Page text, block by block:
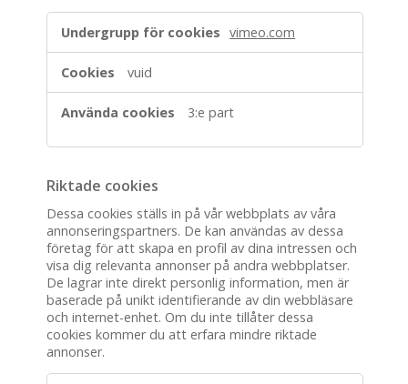
cookies
vimeo.com
vuid
3:e part
Riktade cookies
Dessa cookies ställs in på vår webbplats av våra
annonseringspartners. De kan användas av dessa
företag för att skapa en profil av dina intressen och
visa dig relevanta annonser på andra webbplatser.
De lagrar inte direkt personlig information, men är
baserade på unikt identifierande av din webbläsare
och internet-enhet. Om du inte tillåter dessa
cookies kommer du att erfara mindre riktade
annonser.